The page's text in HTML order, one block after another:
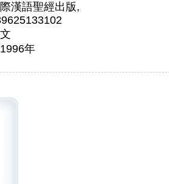
漢語聖經出版,
年